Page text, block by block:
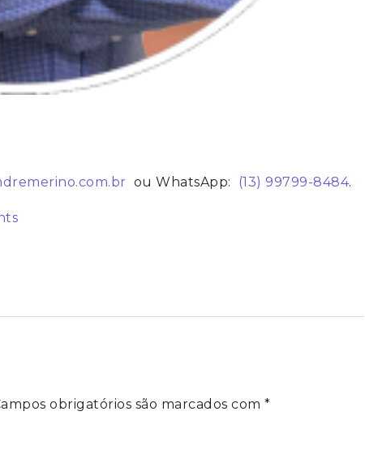
ou WhatsApp: (13) 99799-8484.
obrigatórios são marcados com *